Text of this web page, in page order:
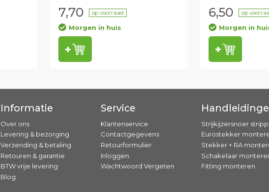
7,70 op voorraad
Morgen in huis
6,50 op
Morgen in
Informatie
Over ons
Levering & bezorging
Verzending & betaling
Retouren & garantie
BTW vrije levering
Blog
Service
Klantenservice
Contactgegevens
Retourformulier
Inloggen
Wachtwoord Vergeten
Strijkijzersnoer
Eurostekker
Stekker + RA
Schakelaar
Fitting monteren